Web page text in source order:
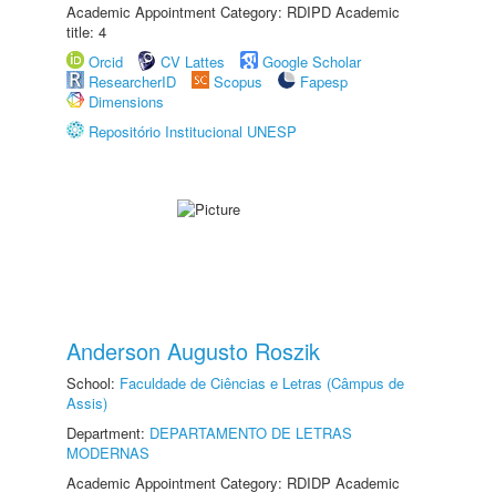
Academic Appointment Category: RDIPD Academic
title: 4
Orcid
CV Lattes
Google Scholar
ResearcherID
Scopus
Fapesp
Dimensions
Repositório Institucional UNESP
Anderson Augusto Roszik
School: Faculdade de Ciências e Letras (Câmpus de
Assis)
Department: DEPARTAMENTO DE LETRAS
MODERNAS
Academic Appointment Category: RDIDP Academic